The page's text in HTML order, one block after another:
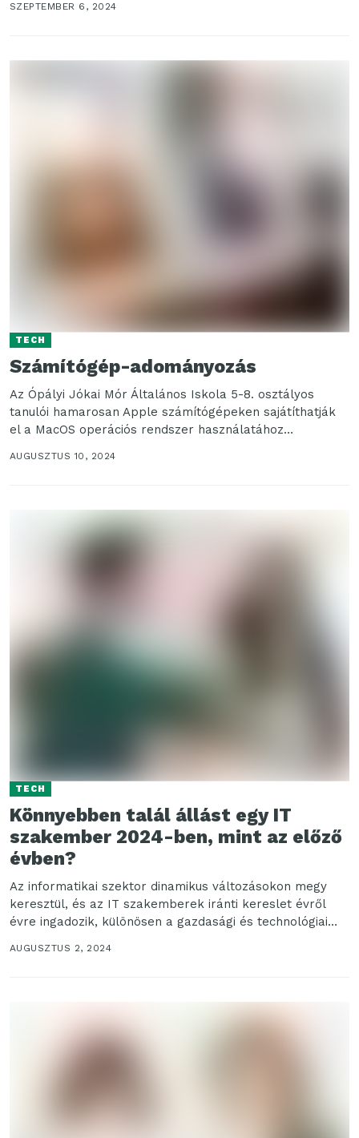
SZEPTEMBER 6, 2024
TECH
Számítógép-adományozás
Az Ópályi Jókai Mór Általános Iskola 5-8. osztályos
tanulói hamarosan Apple számítógépeken sajátíthatják
el a MacOS operációs rendszer használatához
AUGUSZTUS 10, 2024
TECH
Könnyebben talál állást egy IT
szakember 2024-ben, mint az előző
évben?
Az informatikai szektor dinamikus változásokon megy
keresztül, és az IT szakemberek iránti kereslet évről
évre ingadozik, különösen a gazdasági és technológiai
AUGUSZTUS 2, 2024